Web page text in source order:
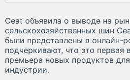
Ceat объявила о выводе на
сельскохозяйственных шин
были представлены в онлайн-
подчеркивают, что это первая
премьера новых продуктов
индустрии.